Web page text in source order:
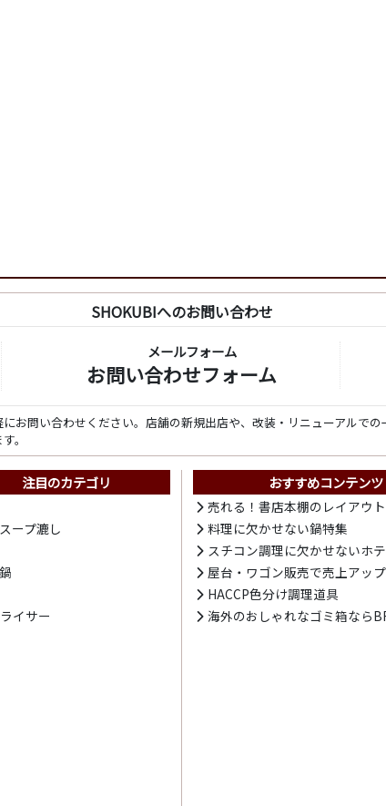
SHOKUBIへのお問い合わせ
メールフォーム
お問い合わせフォーム
お問い合わせください。店舗の新規出店や、改装・リニューアルで
。
注目のカテゴリ
ープ漉し
イサー
おすすめコンテンツ
売れる！書店本棚のレイアウト
料理に欠かせない鍋特集
スチコン調理に欠かせないホ
屋台・ワゴン販売で売上アップ
HACCP色分け調理道具
海外のおしゃれなゴミ箱なら